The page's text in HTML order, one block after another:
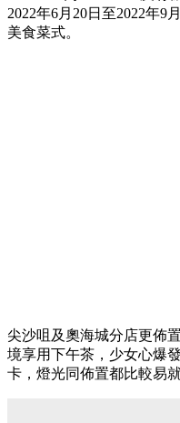
2022年6月20日至2022年9
美食菜式。
尖沙咀及奧海城分店更佈
境享用下午茶，少女心爆
卡，燈光同佈置都比較易